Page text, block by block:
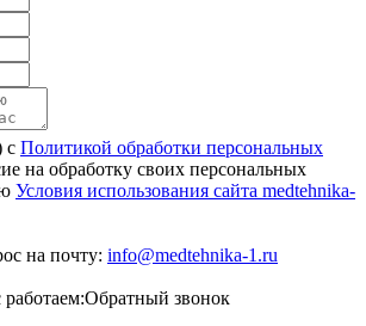
с Политикой обработки персональных
на обработку своих персональных
Условия использования сайта medtehnika-
на почту: info@medtehnika-1.ru
Обратный звонок